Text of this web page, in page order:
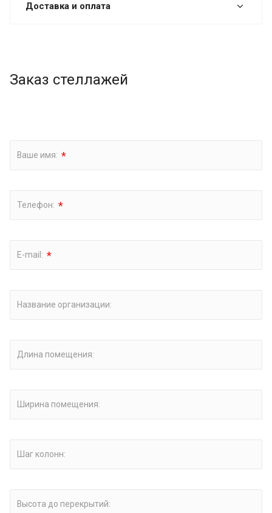
Доставка и оплата
Заказ стеллажей
Ваше имя: *
Телефон: *
E-mail: *
Название организации:
Длина помещения:
Ширина помещения:
Шаг колонн:
Высота до перекрытий: